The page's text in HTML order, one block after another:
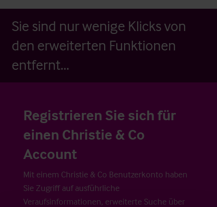
Sie sind nur wenige Klicks von
den erweiterten Funktionen
entfernt...
Registrieren Sie sich für
einen Christie & Co
Account
Mit einem Christie & Co Benutzerkonto haben
Sie Zugriff auf ausführliche
Veraufsinformationen, erweiterte Suche über